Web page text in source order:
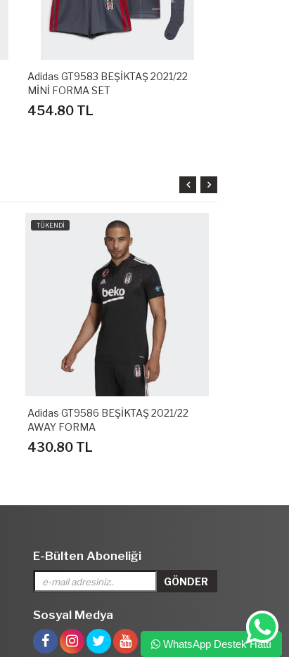
Adidas GT9583 BEŞİKTAŞ 2021/22
MİNİ FORMA SET
454.80 TL
TÜKENDİ
Adidas GT9586 BEŞİKTAŞ 2021/22
AWAY FORMA
430.80 TL
E-Bülten Aboneliği
Sosyal Medya
WhatsApp Destek Hattı